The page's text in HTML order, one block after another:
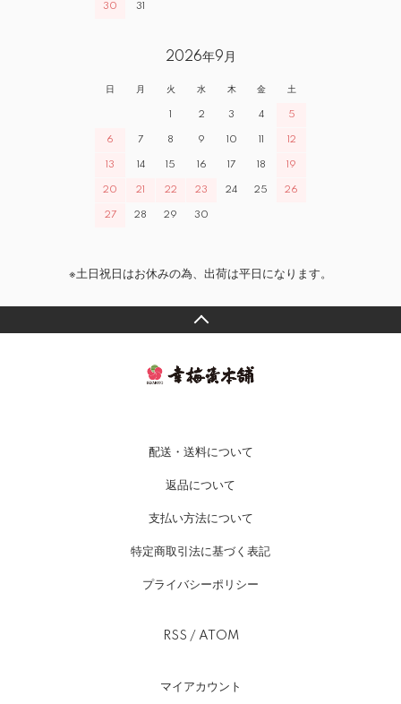
30 31
2026年9月
日 月 火 水 木 金 土
2 3 4 5
6 7 8 9 10 12
13 14 15 16 17 18 19
20 21 22 23 24 25 26
27 28 29 30
※土日祝日はお休みの為、出荷は平日になります。
配送・送料について
返品について
支払い方法について
特定商取引法に基づく表記
プライバシーポリシー
RSS / ATOM
マイアカウント